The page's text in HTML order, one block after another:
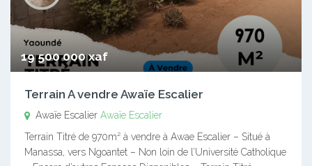
19 500 000 xaf
Terrain A vendre Awaïe Escalier
Awaïe Escalier Awaïe Escalier
Terrain Titré de 970m² à vendre à Awae Escalier – Situé à
Manassa, vers Ngoantet – Non loin de l’Université Catholique